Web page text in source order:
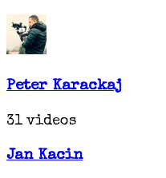
Peter Karackaj
31 videos
Jan Kacin